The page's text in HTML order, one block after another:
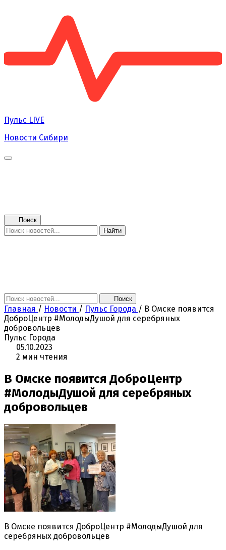
Пульс LIVE
Новости Сибири
Поиск
Найти
Поиск
Главная / Новости / Пульс Города / В Омске появится
ДоброЦентр #МолодыДушой для серебряных
добровольцев
Пульс Города
05.10.2023
2 мин чтения
В Омске появится ДоброЦентр
#МолодыДушой для серебряных
добровольцев
В Омске появится ДоброЦентр #МолодыДушой для
серебряных добровольцев